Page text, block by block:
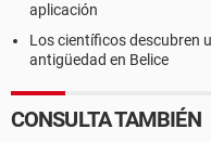
aplicación
Los científicos descubren
antigüedad en Belice
CONSULTA TAMBIÉN